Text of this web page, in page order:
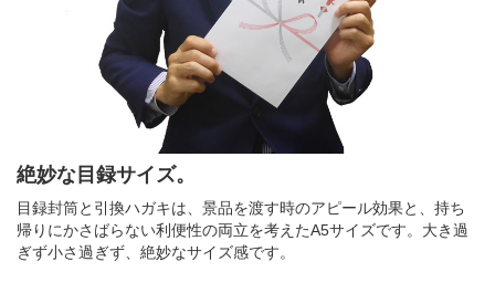
絶妙な目録サイズ。
目録封筒と引換ハガキは、景品を渡す時のアピール効果と、持ち
帰りにかさばらない利便性の両立を考えたA5サイズです。大き過
ぎず小さ過ぎず、絶妙なサイズ感です。